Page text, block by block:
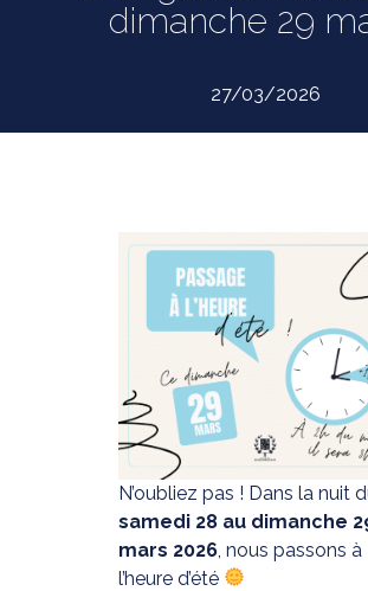
dimanche 29
27/03/2026
N’oubliez pas ! Dans la nuit
samedi 28 au dimanche
mars 2026, nous passons à
l’heure d’été